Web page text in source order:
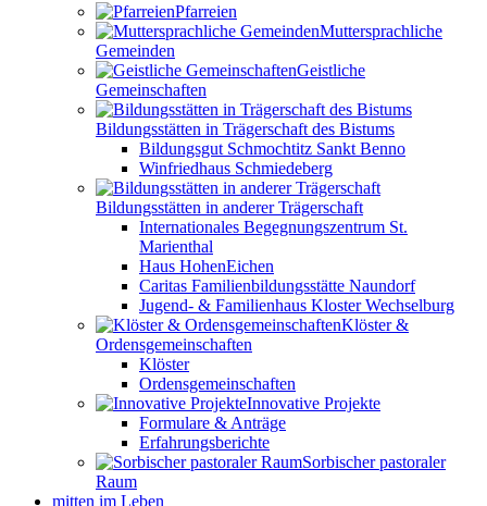
Pfarreien
Muttersprachliche
Gemeinden
Geistliche
Gemeinschaften
Bildungsstätten in Trägerschaft des Bistums
Bildungsgut Schmochtitz Sankt Benno
Winfriedhaus Schmiedeberg
Bildungsstätten in anderer Trägerschaft
Internationales Begegnungszentrum St.
Marienthal
Haus HohenEichen
Caritas Familienbildungsstätte Naundorf
Jugend- & Familienhaus Kloster Wechselburg
Klöster &
Ordensgemeinschaften
Klöster
Ordensgemeinschaften
Innovative Projekte
Formulare & Anträge
Erfahrungsberichte
Sorbischer pastoraler
Raum
mitten im Leben